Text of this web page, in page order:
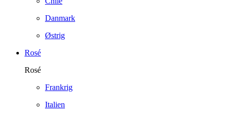
Danmark
Østrig
Rosé
Rosé
Frankrig
Italien